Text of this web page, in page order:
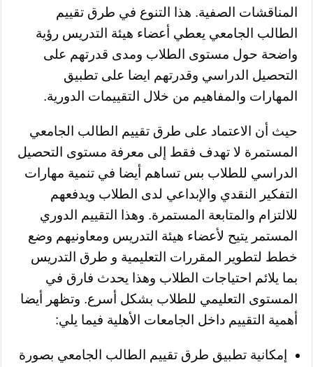
المناقشات الصفية. هذا التنوع في طرق تقييم
الطالب الجامعي يعطي أعضاء هيئة التدريس رؤية
واضحة حول مستوى الطلاب ومدى قدرتهم على
التحصيل الدراسي وقدرتهم ايضا على تطبيق
المهارات والمفاهيم من خلال التقييمات الدورية.
حيث أن الاعتماد على طرق تقييم الطالب الجامعي
المستمرة لا تهدف فقط إلى معرفة مستوى التحصيل
الدراسي للطلاب بس تساهم أيضا في تنمية مهارات
التفكير النقدي والإبداعي لدى الطلاب ويدفعهم
للالتزام والمتابعة المستمرة. وهذا التقييم الدوري
المستمر يتيح لأعضاء هيئة التدريس ومعاونيهم وضع
خطط لتطوير المقررات التعليمية و طرق التدريس
بما يلائم احتياجات الطلاب وهذا يحدث فارق في
المستوى التعليمي للطلاب بشكل أسرع. وتظهر أيضا
أهمية التقييم داخل الجامعات الأهلية فيما يلي:
إمكانية تطبيق طرق تقييم الطالب الجامعي بصورة